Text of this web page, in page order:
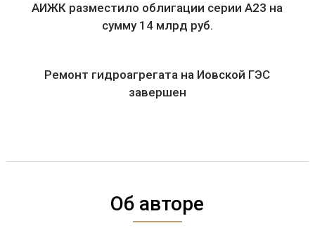
АИЖК разместило облигации серии А23 на
сумму 14 млрд руб.
Ремонт гидроагрегата на Иовской ГЭС
завершен
Об авторе